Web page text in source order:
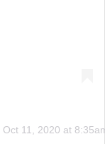
Oct 11, 2020 at